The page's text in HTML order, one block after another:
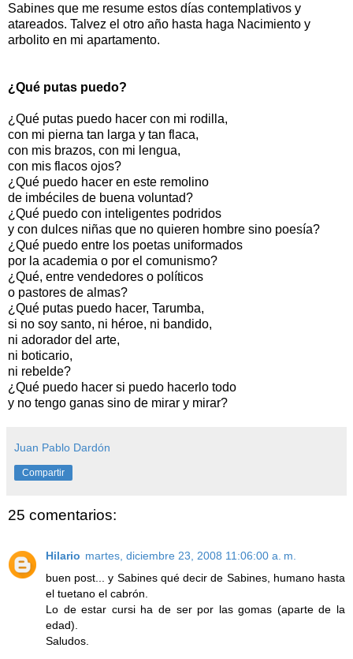
Sabines que me resume estos días contemplativos y
atareados. Talvez el otro año hasta haga Nacimiento y
arbolito en mi apartamento.
¿Qué putas puedo?
¿Qué putas puedo hacer con mi rodilla,
con mi pierna tan larga y tan flaca,
con mis brazos, con mi lengua,
con mis flacos ojos?
¿Qué puedo hacer en este remolino
de imbéciles de buena voluntad?
¿Qué puedo con inteligentes podridos
y con dulces niñas que no quieren hombre sino poesía?
¿Qué puedo entre los poetas uniformados
por la academia o por el comunismo?
¿Qué, entre vendedores o políticos
o pastores de almas?
¿Qué putas puedo hacer, Tarumba,
si no soy santo, ni héroe, ni bandido,
ni adorador del arte,
ni boticario,
ni rebelde?
¿Qué puedo hacer si puedo hacerlo todo
y no tengo ganas sino de mirar y mirar?
Juan Pablo Dardón
Compartir
25 comentarios:
Hilario martes, diciembre 23, 2008 11:06:00 a. m.
buen post... y Sabines qué decir de Sabines, humano hasta
el tuetano el cabrón.
Lo de estar cursi ha de ser por las gomas (aparte de la
edad).
Saludos.